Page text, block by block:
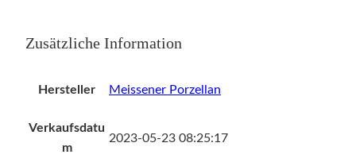
Zusätzliche Information
Hersteller Meissener Porzellan
Verkaufsdatu
m
2023-05-23 08:25:17